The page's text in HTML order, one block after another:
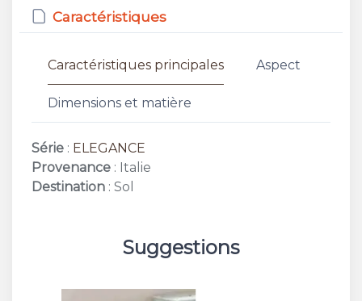
Caractéristiques
Caractéristiques principales Aspect
Dimensions et matière
Série : ELEGANCE
Provenance : Italie
Destination : Sol
Suggestions